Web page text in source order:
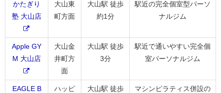
かたぎり
塾 大山店
大山東
町方面
大山駅 徒歩
約1分
駅近の完全個室型パーソ
ナルジム
Apple GY
M 大山店
大山金
井町方
面
大山駅 徒歩
3分
駅近で通いやすい完全個
室パーソナルジム
EAGLE B
ハッピ
大山駅 徒歩
マシンピラティス併設の